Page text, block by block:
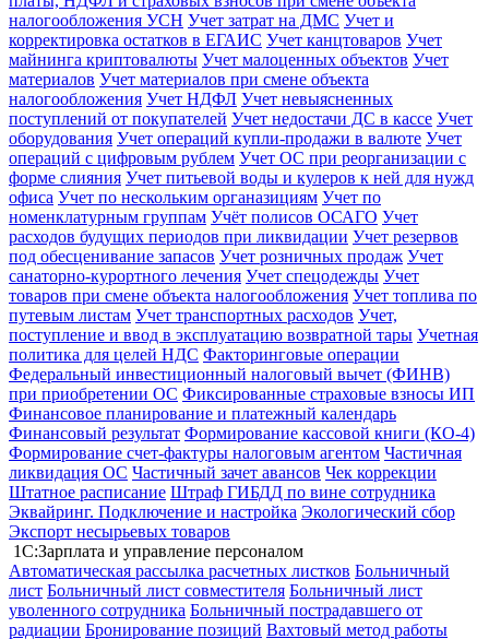
налогообложения УСН Учет затрат на ДМС Учет и
корректировка остатков в ЕГАИС Учет канцтоваров Учет
майнинга криптовалюты Учет малоценных объектов Учет
материалов Учет материалов при смене объекта
налогообложения Учет НДФЛ Учет невыясненных
поступлений от покупателей Учет недостачи ДС в кассе Учет
оборудования Учет операций купли-продажи в валюте Учет
операций с цифровым рублем Учет ОС при реорганизации с
форме слияния Учет питьевой воды и кулеров к ней для нужд
офиса Учет по нескольким органазициям Учет по
номенклатурным группам Учёт полисов ОСАГО Учет
расходов будущих периодов при ликвидации Учет резервов
под обесценивание запасов Учет розничных продаж Учет
санаторно-курортного лечения Учет спецодежды Учет
товаров при смене объекта налогообложения Учет топлива по
путевым листам Учет транспортных расходов Учет,
поступление и ввод в эксплуатацию возвратной тары Учетная
политика для целей НДС Факторинговые операции
Федеральный инвестиционный налоговый вычет (ФИНВ)
при приобретении ОС Фиксированные страховые взносы ИП
Финансовое планирование и платежный календарь
Финансовый результат Формирование кассовой книги (КО-4)
Формирование счет-фактуры налоговым агентом Частичная
ликвидация ОС Частичный зачет авансов Чек коррекции
Штатное расписание Штраф ГИБДД по вине сотрудника
Эквайринг. Подключение и настройка Экологический сбор
Экспорт несырьевых товаров
1С:Зарплата и управление персоналом
Автоматическая рассылка расчетных листков Больничный
лист Больничный лист совместителя Больничный лист
уволенного сотрудника Больничный пострадавшего от
радиации Бронирование позиций Вахтовый метод работы